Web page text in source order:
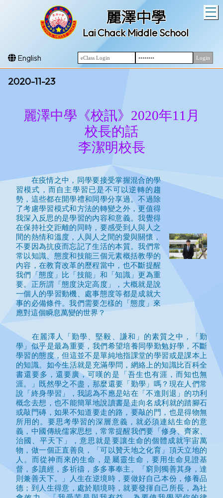
麗澤中學
Lai Chack Middle School
English
2020-11-23